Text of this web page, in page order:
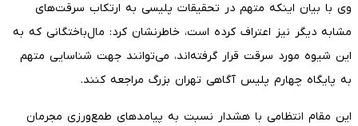
وی با بیان اینکه متهم در تحقیقات پلیسی به ارتکاب سرقت‌های
مشابه دیگر نیز اعتراف کرده است، خاطرنشان کرد: مال‌باختگانی که به
این شیوه مورد سرقت قرار گرفته‌اند، می‌توانند جهت شناسایی متهم
به پایگاه چهارم پلیس آگاهی تهران بزرگ مراجعه کنند.
این مقام انتظامی با هشدار نسبت به پیامدهای طمع‌ورزی مجرمان